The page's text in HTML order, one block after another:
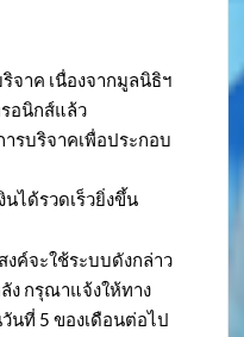
จาค เนื่องจากมูลนิธิฯ
อนิกส์แล้ว
รบริจาคเพื่อประกอบ
ได้รวดเร็วยิ่งขึ้น
ค์จะใช้ระบบดังกล่าว
ง กรุณาแจ้งให้ทาง
นที่ 5 ของเดือนต่อไป